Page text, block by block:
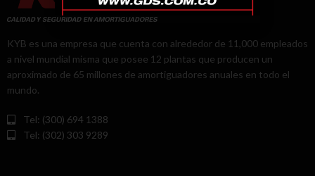
KYB es una empresa que cuenta con alrededor de 11,000 empleados
a nivel mundial misma que posee 12 plantas que producen un
aproximado de 65 millones de amortiguadores anuales en todo el
mundo.
Tel: (300) 694 1388
Tel: (302) 303 9289